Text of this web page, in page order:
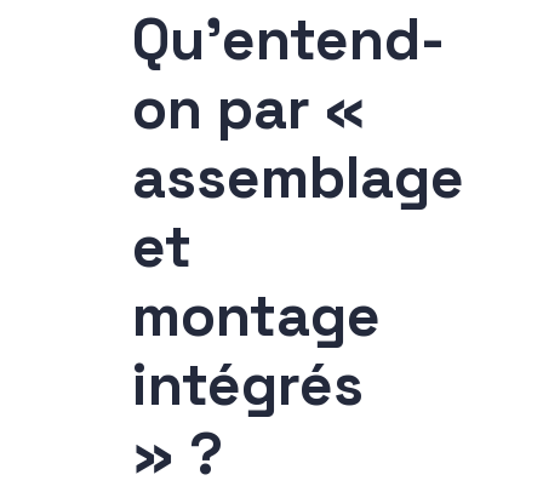
Qu’entend-
on par «
assemblage
et
montage
intégrés
» ?